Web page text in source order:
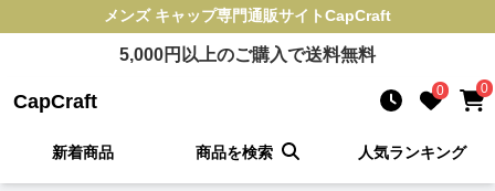
メンズ キャップ専門通販サイトCapCraft
5,000円以上のご購入で送料無料
CapCraft 0 0
新着商品 商品を検索 人気ランキング